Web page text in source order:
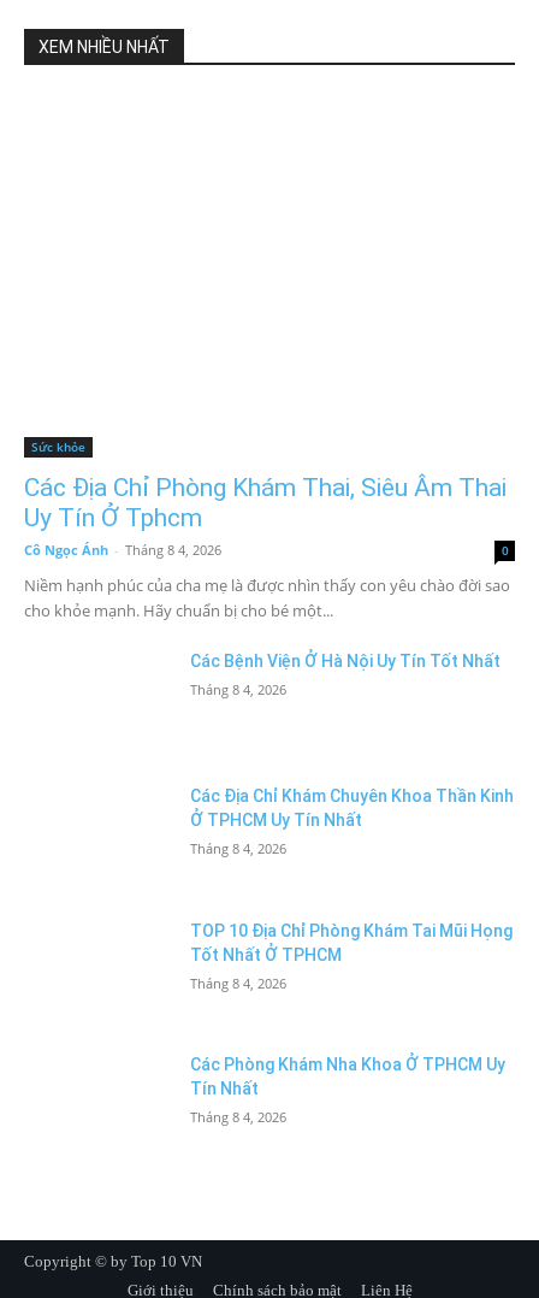
XEM NHIỀU NHẤT
Sức khỏe
Các Địa Chỉ Phòng Khám Thai, Siêu Âm Thai
Uy Tín Ở Tphcm
Cô Ngọc Ánh - Tháng 8 4, 2026 0
Niềm hạnh phúc của cha mẹ là được nhìn thấy con yêu chào đời sao
cho khỏe mạnh. Hãy chuẩn bị cho bé một...
Các Bệnh Viện Ở Hà Nội Uy Tín Tốt Nhất
Tháng 8 4, 2026
Các Địa Chỉ Khám Chuyên Khoa Thần Kinh
Ở TPHCM Uy Tín Nhất
Tháng 8 4, 2026
TOP 10 Địa Chỉ Phòng Khám Tai Mũi Họng
Tốt Nhất Ở TPHCM
Tháng 8 4, 2026
Các Phòng Khám Nha Khoa Ở TPHCM Uy
Tín Nhất
Tháng 8 4, 2026
Copyright © by Top 10 VN
Giới thiệu
Chính sách bảo mật Liên Hệ